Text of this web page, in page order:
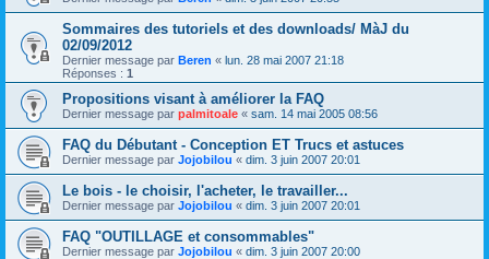
Sommaires des tutoriels et des downloads/ MàJ du
02/09/2012
Dernier message par Beren « lun. 28 mai 2007 21:18
Réponses : 1
Propositions visant à améliorer la FAQ
Dernier message par palmitoale « sam. 14 mai 2005 08:56
FAQ du Débutant - Conception ET Trucs et astuces
Dernier message par Jojobilou « dim. 3 juin 2007 20:01
Le bois - le choisir, l'acheter, le travailler...
Dernier message par Jojobilou « dim. 3 juin 2007 20:01
FAQ "OUTILLAGE et consommables"
Dernier message par Jojobilou « dim. 3 juin 2007 20:00